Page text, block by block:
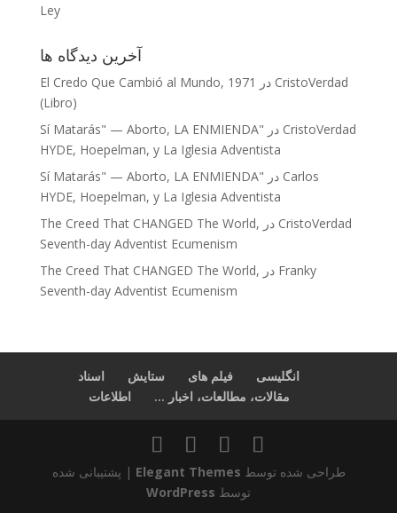
Ley
آخرین دیدگاه‌ ها
CristoVerdad در El Credo Que Cambió al Mundo, 1971
(Libro)
CristoVerdad در
"Sí Matarás" — Aborto, LA ENMIENDA
HYDE, Hoepelman, y La Iglesia Adventista
Carlos در
"Sí Matarás" — Aborto, LA ENMIENDA
HYDE, Hoepelman, y La Iglesia Adventista
CristoVerdad در The Creed That CHANGED The World,
Seventh-day Adventist Ecumenism
Franky در The Creed That CHANGED The World,
Seventh-day Adventist Ecumenism
انگلیسی فیلم های ستایش
اسناد
مقالات، مطالعات، اخبار ...
اطلاعات
طراحی شده توسط Elegant Themes | پشتیبانی شده
توسط WordPress